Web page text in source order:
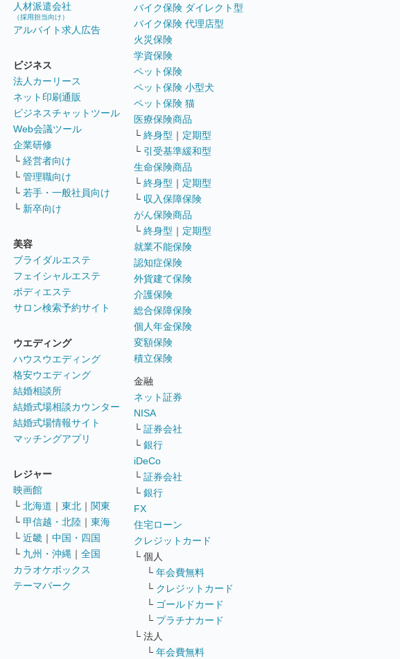
人材派遣会社
（採用担当向け）
アルバイト求人広告
ビジネス
法人カーリース
ネット印刷通販
ビジネスチャットツール
Web会議ツール
企業研修
└ 経営者向け
└ 管理職向け
└ 若手・一般社員向け
└ 新卒向け
美容
ブライダルエステ
フェイシャルエステ
ボディエステ
サロン検索予約サイト
ウエディング
ハウスウエディング
格安ウエディング
結婚相談所
結婚式場相談カウンター
結婚式場情報サイト
マッチングアプリ
レジャー
映画館
└ 北海道 ｜ 東北 ｜ 関東
└ 甲信越・北陸 ｜ 東海
└ 近畿 ｜ 中国・四国
└ 九州・沖縄 ｜ 全国
カラオケボックス
テーマパーク
バイク保険 ダイレクト型
バイク保険 代理店型
火災保険
学資保険
ペット保険
ペット保険 小型犬
ペット保険 猫
医療保険商品
└ 終身型 ｜ 定期型
└ 引受基準緩和型
生命保険商品
└ 終身型 ｜ 定期型
└ 収入保障保険
がん保険商品
└ 終身型 ｜ 定期型
就業不能保険
認知症保険
外貨建て保険
介護保険
総合保障保険
個人年金保険
変額保険
積立保険
金融
ネット証券
NISA
└ 証券会社
└ 銀行
iDeCo
└ 証券会社
└ 銀行
FX
住宅ローン
クレジットカード
└ 個人
└ 年会費無料
└ クレジットカード
└ ゴールドカード
└ プラチナカード
└ 法人
└ 年会費無料